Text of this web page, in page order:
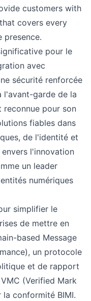
customers with
covers every
presence.
pour le
avec
sécurité renforcée
l'avant-garde de la
reconnue pour son
fiables dans
de l'identité et
l'innovation
un leader
numériques
simplifier le
de mettre en
based Message
un protocole
et de rapport
(Verified Mark
conformité BIMI.